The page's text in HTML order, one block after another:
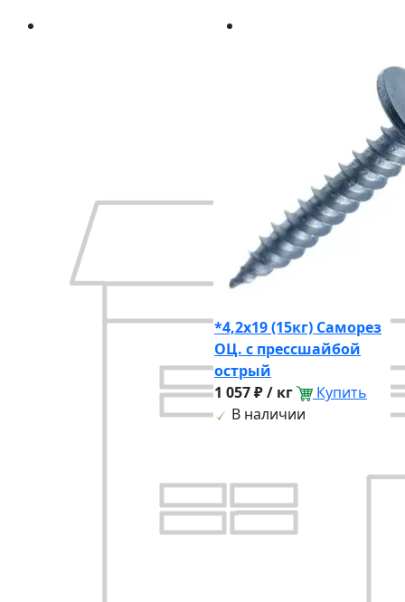
*4,2х19 (15кг) Саморез
ОЦ. с прессшайбой
острый
1 057 ₽ / кг
Купить
В наличии